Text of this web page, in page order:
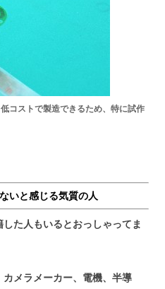
コストで製造できるため、特に試作
いと感じる気質の人
た人もいるとおっしゃってま
メラメーカー、電機、半導